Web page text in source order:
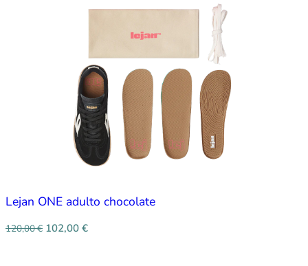
Lejan ONE adulto chocolate
120,00€ 102,00 €